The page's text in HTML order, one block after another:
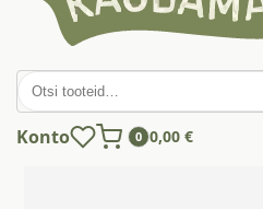
Otsi:
Konto 0 0,00 €